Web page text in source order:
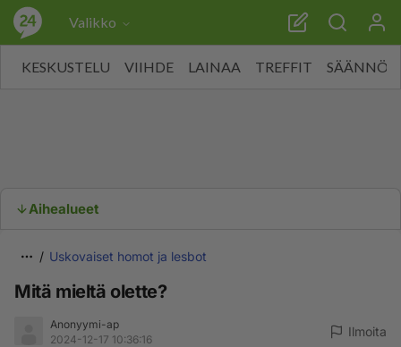
Valikko
KESKUSTELU VIIHDE LAINAA TREFFIT SÄÄNNÖT
Aihealueet
Uskovaiset homot ja lesbot
Mitä mieltä olette?
Anonyymi-ap
2024-12-17 10:36:16
Ilmoita